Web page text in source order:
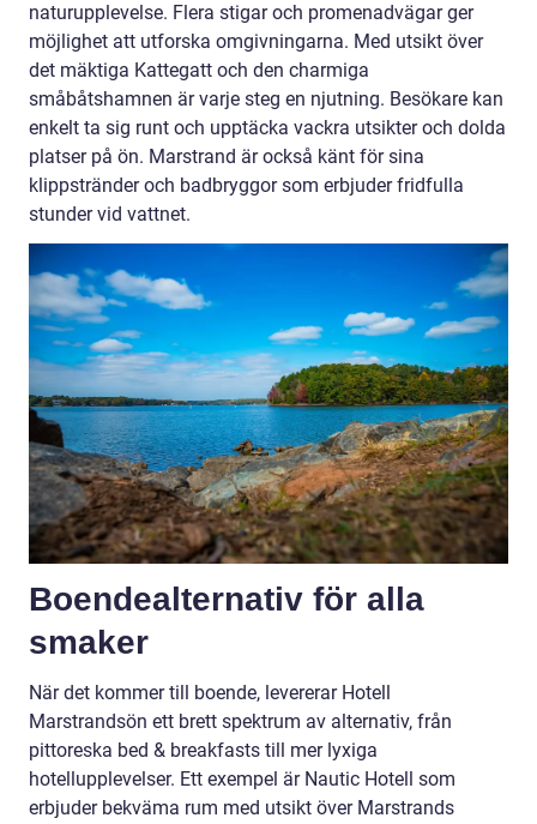
naturupplevelse. Flera stigar och promenadvägar ger
möjlighet att utforska omgivningarna. Med utsikt över
det mäktiga Kattegatt och den charmiga
småbåtshamnen är varje steg en njutning. Besökare kan
enkelt ta sig runt och upptäcka vackra utsikter och dolda
platser på ön. Marstrand är också känt för sina
klippstränder och badbryggor som erbjuder fridfulla
stunder vid vattnet.
Boendealternativ för alla
smaker
När det kommer till boende, levererar Hotell
Marstrandsön ett brett spektrum av alternativ, från
pittoreska bed & breakfasts till mer lyxiga
hotellupplevelser. Ett exempel är Nautic Hotell som
erbjuder bekväma rum med utsikt över Marstrands